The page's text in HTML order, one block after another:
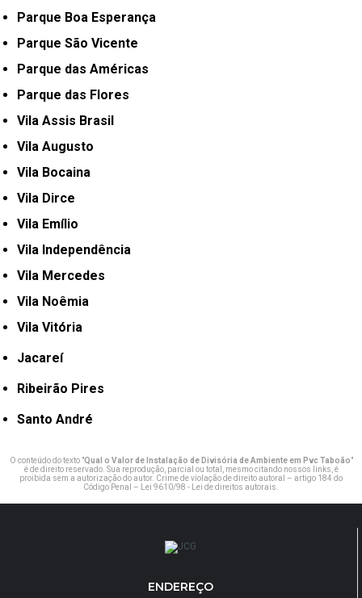
Parque Boa Esperança
Parque São Vicente
Parque das Américas
Parque das Flores
Vila Assis Brasil
Vila Augusto
Vila Bocaina
Vila Dirce
Vila Emílio
Vila Independência
Vila Mercedes
Vila Noêmia
Vila Vitória
Jacareí
Ribeirão Pires
Santo André
O conteúdo do texto "Qual o Valor de Instalação de Divisória de Ambiente em Pvc Taboão"
é de direito reservado. Sua reprodução, parcial ou total, mesmo citando nossos links, é
proibida sem a autorização do autor. Crime de violação de direito autoral – artigo 184 do
Código Penal –
Lei 9610/98 - Lei de direitos autorais
ENDEREÇO